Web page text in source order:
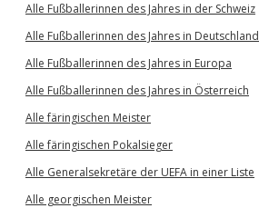
Alle Fußballerinnen des Jahres in der Schweiz
Alle Fußballerinnen des Jahres in Deutschland
Alle Fußballerinnen des Jahres in Europa
Alle Fußballerinnen des Jahres in Österreich
Alle färingischen Meister
Alle färingischen Pokalsieger
Alle Generalsekretäre der UEFA in einer Liste
Alle georgischen Meister